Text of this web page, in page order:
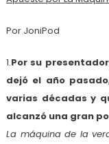
Por JoniPod
1.Por su
dejó el año
varias décadas y
alcanzó una gran
La máquina de la